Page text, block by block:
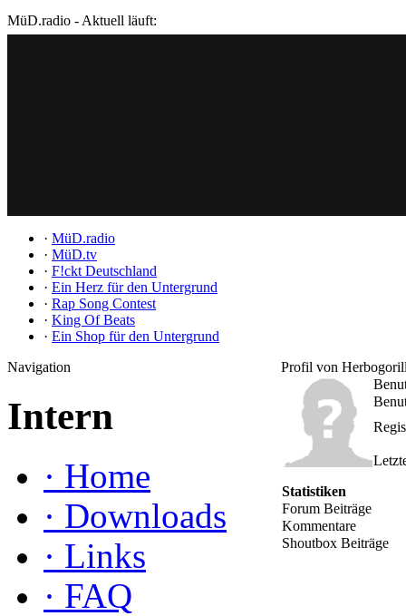
MüD.radio - Aktuell läuft:
· MüD.radio
· MüD.tv
· F!ckt Deutschland
· Ein Herz für den Untergrund
· Rap Song Contest
· King Of Beats
· Ein Shop für den Untergrund
Navigation
Intern
· Home
· Downloads
· Links
· FAQ
Profil von
Statistiken
Forum Beiträge
Kommentare
Shoutbox Beiträge